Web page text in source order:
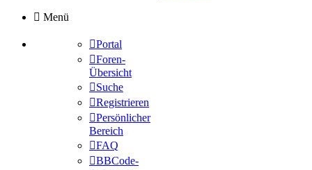
Menü
Portal
Foren-
Übersicht
Suche
Registrieren
Persönlicher
Bereich
FAQ
BBCode-